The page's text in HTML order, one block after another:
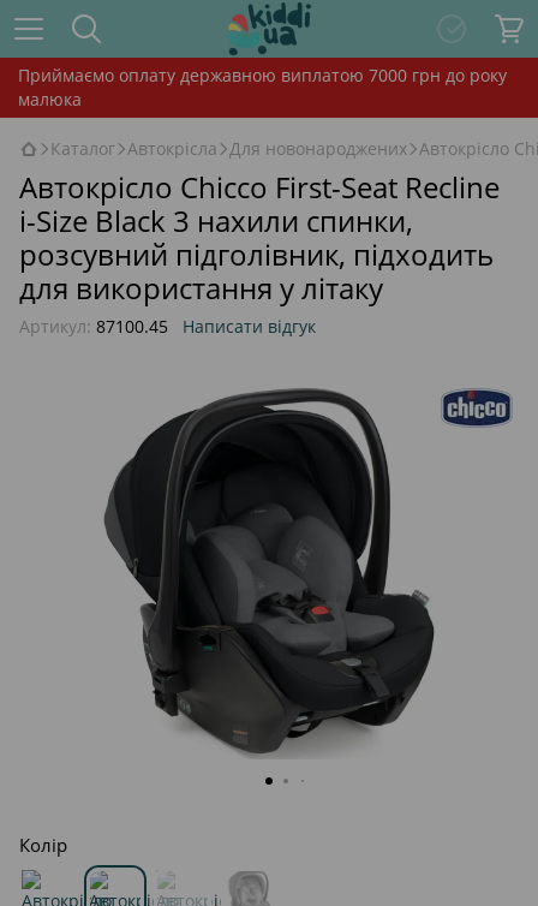
Приймаємо оплату державною виплатою 7000 грн до року
малюка
Каталог Автокрісла Для новонароджених Автокрісло
Автокрісло Chicco First-Seat Recline
i-Size Black 3 нахили спинки,
розсувний підголівник, підходить
для використання у літаку
Артикул: 87100.45 Написати відгук
Колір